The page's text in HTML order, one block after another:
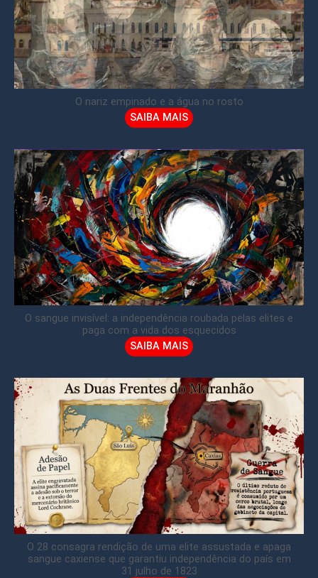
O nariz empinado e a água no rosto
SAIBA MAIS
O sangue invisível: a independência roubada pelas elites e
paga com a vida dos esquecidos
SAIBA MAIS
O 28 consagra rendição de uma elite assustada e apaga
sangue caxiense que garantiu independência do país em
31 julho de 1823